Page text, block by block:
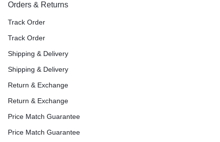
Orders & Returns
Track Order
Track Order
Shipping & Delivery
Shipping & Delivery
Return & Exchange
Return & Exchange
Price Match Guarantee
Price Match Guarantee